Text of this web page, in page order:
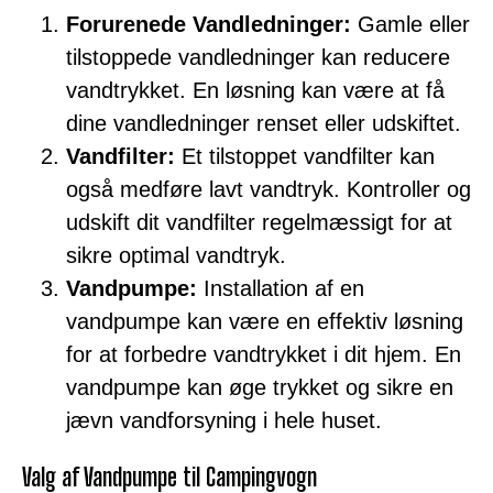
Forurenede Vandledninger: Gamle eller
tilstoppede vandledninger kan reducere
vandtrykket. En løsning kan være at få
dine vandledninger renset eller udskiftet.
Vandfilter: Et tilstoppet vandfilter kan
også medføre lavt vandtryk. Kontroller og
udskift dit vandfilter regelmæssigt for at
sikre optimal vandtryk.
Vandpumpe: Installation af en
vandpumpe kan være en effektiv løsning
for at forbedre vandtrykket i dit hjem. En
vandpumpe kan øge trykket og sikre en
jævn vandforsyning i hele huset.
Valg af Vandpumpe til Campingvogn